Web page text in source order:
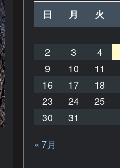
日
月 火
2
3 4
9
10 11
16
17 18
23
24 25
30
31
« 7月